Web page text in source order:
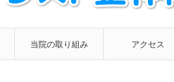
当院の取り組み アクセス